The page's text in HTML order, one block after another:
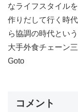
なライフスタイルを
作りだして行く時
ら協調の時代という
大手外食チェーン
Goto
コメント